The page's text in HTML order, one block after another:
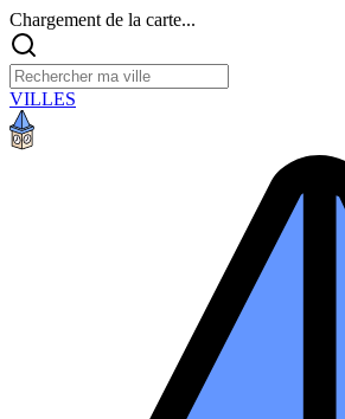
Chargement de la carte...
VILLES